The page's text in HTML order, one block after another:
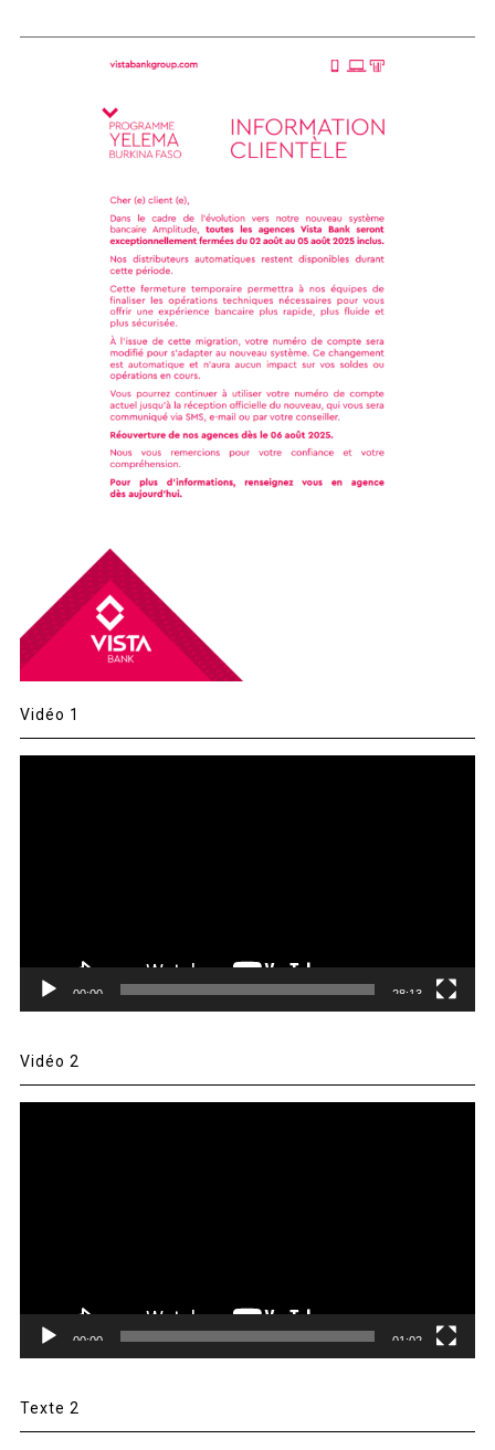
Vidéo 1
00:00 28:13
Vidéo 2
00:00 01:02
Texte 2